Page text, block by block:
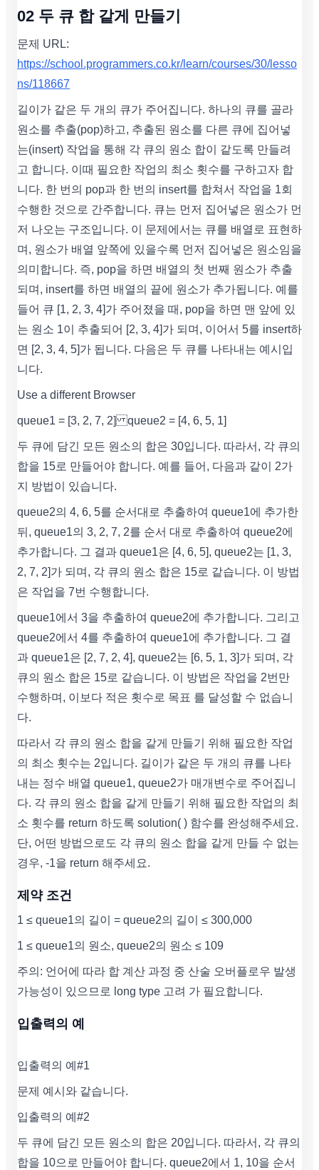
02 두 큐 합 같게 만들기
문제 URL:
https://school.programmers.co.kr/learn/courses/30/lesso
ns/118667
길이가 같은 두 개의 큐가 주어집니다. 하나의 큐를 골라
원소를 추출(pop)하고, 추출된 원소를 다른 큐에 집어넣
는(insert) 작업을 통해 각 큐의 원소 합이 같도록 만들려
고 합니다. 이때 필요한 작업의 최소 횟수를 구하고자 합
니다. 한 번의 pop과 한 번의 insert를 합쳐서 작업을 1회
수행한 것으로 간주합니다. 큐는 먼저 집어넣은 원소가 먼
저 나오는 구조입니다. 이 문제에서는 큐를 배열로 표현하
며, 원소가 배열 앞쪽에 있을수록 먼저 집어넣은 원소임을
의미합니다. 즉, pop을 하면 배열의 첫 번째 원소가 추출
되며, insert를 하면 배열의 끝에 원소가 추가됩니다. 예를
들어 큐 [1, 2, 3, 4]가 주어졌을 때, pop을 하면 맨 앞에 있
는 원소 1이 추출되어 [2, 3, 4]가 되며, 이어서 5를 insert하
면 [2, 3, 4, 5]가 됩니다. 다음은 두 큐를 나타내는 예시입
니다.
Use a different Browser
queue1 = [3, 2, 7, 2] queue2 = [4, 6, 5, 1]
두 큐에 담긴 모든 원소의 합은 30입니다. 따라서, 각 큐의
합을 15로 만들어야 합니다. 예를 들어, 다음과 같이 2가
지 방법이 있습니다.
queue2의 4, 6, 5를 순서대로 추출하여 queue1에 추가한
뒤, queue1의 3, 2, 7, 2를 순서 대로 추출하여 queue2에
추가합니다. 그 결과 queue1은 [4, 6, 5], queue2는 [1, 3,
2, 7, 2]가 되며, 각 큐의 원소 합은 15로 같습니다. 이 방법
은 작업을 7번 수행합니다.
queue1에서 3을 추출하여 queue2에 추가합니다. 그리고
queue2에서 4를 추출하여 queue1에 추가합니다. 그 결
과 queue1은 [2, 7, 2, 4], queue2는 [6, 5, 1, 3]가 되며, 각
큐의 원소 합은 15로 같습니다. 이 방법은 작업을 2번만
수행하며, 이보다 적은 횟수로 목표 를 달성할 수 없습니
다.
따라서 각 큐의 원소 합을 같게 만들기 위해 필요한 작업
의 최소 횟수는 2입니다. 길이가 같은 두 개의 큐를 나타
내는 정수 배열 queue1, queue2가 매개변수로 주어집니
다. 각 큐의 원소 합을 같게 만들기 위해 필요한 작업의 최
소 횟수를 return 하도록 solution( ) 함수를 완성해주세요.
단, 어떤 방법으로도 각 큐의 원소 합을 같게 만들 수 없는
경우, -1을 return 해주세요.
제약 조건
1 ≤ queue1의 길이 = queue2의 길이 ≤ 300,000
1 ≤ queue1의 원소, queue2의 원소 ≤ 109
주의: 언어에 따라 합 계산 과정 중 산술 오버플로우 발생
가능성이 있으므로 long type 고려 가 필요합니다.
입출력의 예
입출력의 예#1
문제 예시와 같습니다.
입출력의 예#2
두 큐에 담긴 모든 원소의 합은 20입니다. 따라서, 각 큐의
합을 10으로 만들어야 합니다. queue2에서 1, 10을 순서